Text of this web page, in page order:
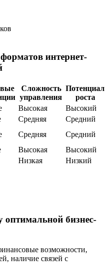
интернет-
Сложность
управления
Потенциал
роста
Высокая
Высокий
Средняя
Средний
Средняя
Средний
Высокая
Высокий
Низкая Низкий
бизнес-
возможности,
наличие связей с